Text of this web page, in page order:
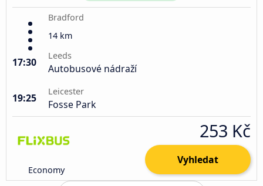
Bradford
14 km
17:30
Leeds
Autobusové nádraží
19:25
Leicester
Fosse Park
Economy
253 Kč
Vyhledat